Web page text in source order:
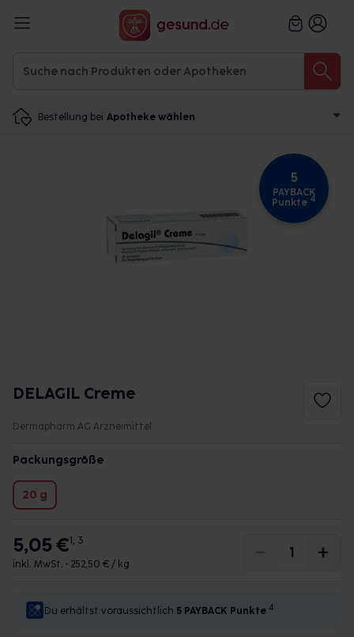
Bestellung bei Apotheke wählen
5
PAYBACK
Punkte 4
DELAGIL Creme
Dermapharm AG Arzneimittel
Packungsgröße
20 g
5,05 €1, 3
inkl. MwSt. • 252,50 € / kg
Du erhältst voraussichtlich 5 PAYBACK Punkte 4